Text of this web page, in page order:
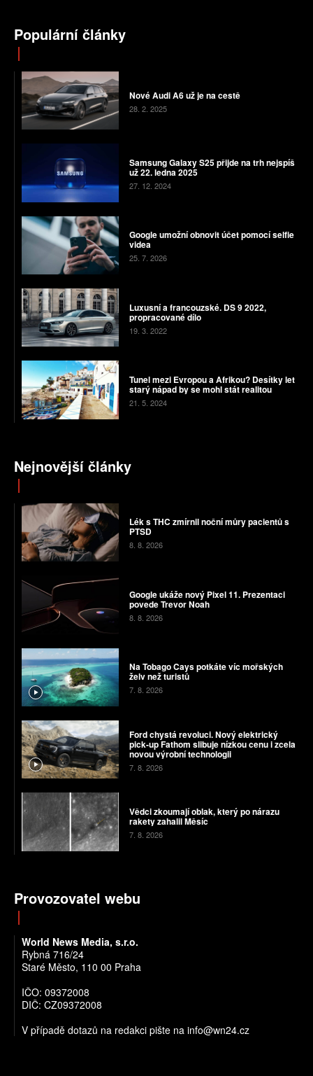
Populární články
Nové Audi A6 už je na cestě
28. 2. 2025
Samsung Galaxy S25 přijde na trh nejspíš
už 22. ledna 2025
27. 12. 2024
Google umožní obnovit účet pomocí selfie
videa
25. 7. 2026
Luxusní a francouzské. DS 9 2022,
propracované dílo
19. 3. 2022
Tunel mezi Evropou a Afrikou? Desítky let
starý nápad by se mohl stát realitou
21. 5. 2024
Nejnovější články
Lék s THC zmírnil noční můry pacientů s
PTSD
8. 8. 2026
Google ukáže nový Pixel 11. Prezentaci
povede Trevor Noah
8. 8. 2026
Na Tobago Cays potkáte víc mořských
želv než turistů
7. 8. 2026
Ford chystá revoluci. Nový elektrický
pick-up Fathom slibuje nízkou cenu i zcela
novou výrobní technologii
7. 8. 2026
Vědci zkoumají oblak, který po nárazu
rakety zahalil Měsíc
7. 8. 2026
Provozovatel webu
World News Media, s.r.o.
Rybná 716/24
Staré Město, 110 00 Praha
IČO: 09372008
DIČ: CZ09372008
V případě dotazů na redakci pište na info@wn24.cz